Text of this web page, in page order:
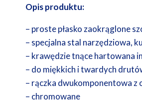
Opis produktu:
– proste płasko zaokrąglone
– specjalna stal narzędziowa,
– krawędzie tnące hartowana
– do miękkich i twardych
– rączka dwukomponentowa z
– chromowane